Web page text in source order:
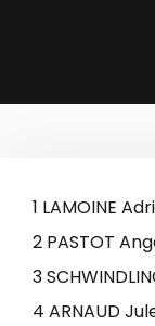
1 LAMOINE
2 PASTOT
3
4 ARNAUD